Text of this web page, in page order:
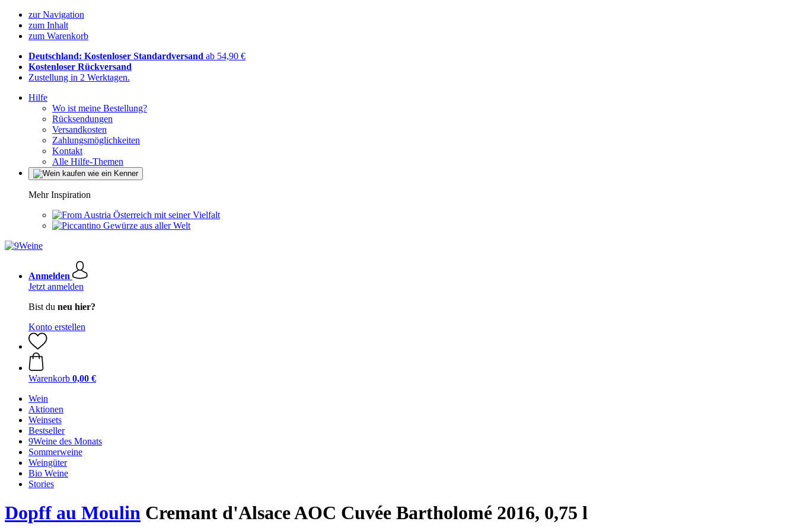
zur Navigation
zum Inhalt
zum Warenkorb
Deutschland: Kostenloser Standardversand ab 54,90 €
Kostenloser Rückversand
Zustellung in 2 Werktagen.
Hilfe
Wo ist meine Bestellung?
Rücksendungen
Versandkosten
Zahlungsmöglichkeiten
Kontakt
Alle Hilfe-Themen
Mehr Inspiration
Österreich mit seiner Vielfalt
Gewürze aus aller Welt
Anmelden
Jetzt anmelden
Bist du neu hier?
Konto erstellen
Warenkorb 0,00 €
Wein
Aktionen
Weinsets
Bestseller
9Weine des Monats
Sommerweine
Weingüter
Bio Weine
Stories
Dopff au Moulin Cremant d'Alsace AOC Cuvée Bartholomé 2016, 0,75 l